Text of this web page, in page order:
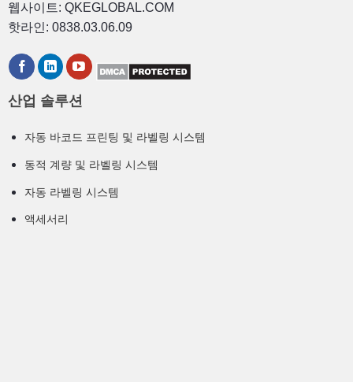
웹사이트: QKEGLOBAL.COM
핫라인: 0838.03.06.09
산업 솔루션
자동 바코드 프린팅 및 라벨링 시스템
동적 계량 및 라벨링 시스템
자동 라벨링 시스템
액세서리